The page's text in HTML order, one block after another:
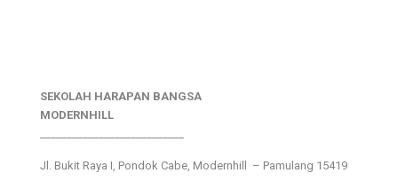
SEKOLAH HARAPAN BANGSA
MODERNHILL
Jl. Bukit Raya I, Pondok Cabe, Modernhill – Pamulang 15419